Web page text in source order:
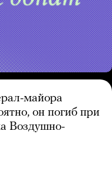
майора
он погиб при
Воздушно-